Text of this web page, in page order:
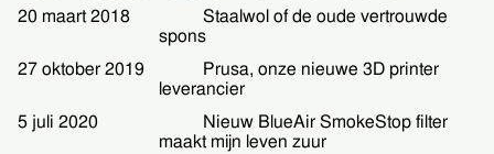
20 maart 2018
Staalwol of de oude vertrouwde
spons
27 oktober 2019
Prusa, onze nieuwe 3D printer
leverancier
5 juli 2020
Nieuw BlueAir SmokeStop filter
maakt mijn leven zuur